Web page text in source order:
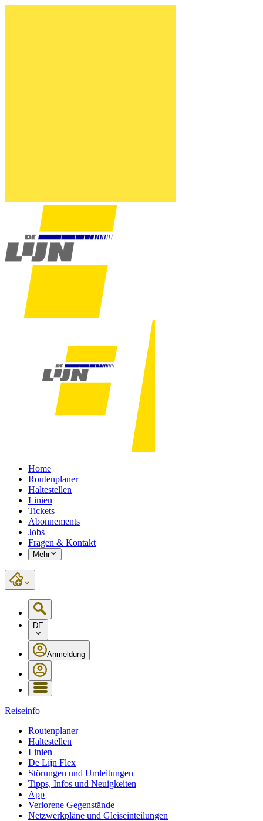
Home
Routenplaner
Haltestellen
Linien
Tickets
Abonnements
Jobs
Fragen & Kontakt
Mehr
DE
Anmeldung
Reiseinfo
Routenplaner
Haltestellen
Linien
De Lijn Flex
Störungen und Umleitungen
Tipps, Infos und Neuigkeiten
App
Verlorene Gegenstände
Netzwerkpläne und Gleiseinteilungen